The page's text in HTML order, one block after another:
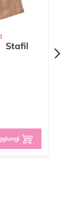
Stafil